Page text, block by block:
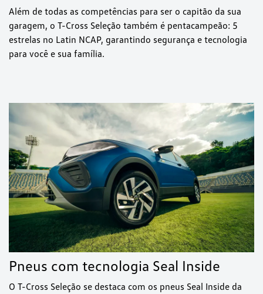
Além de todas as competências para ser o capitão da sua
garagem, o T-Cross Seleção também é pentacampeão: 5
estrelas no Latin NCAP, garantindo segurança e tecnologia
para você e sua família.
Pneus com tecnologia Seal Inside
O T-Cross Seleção se destaca com os pneus Seal Inside da